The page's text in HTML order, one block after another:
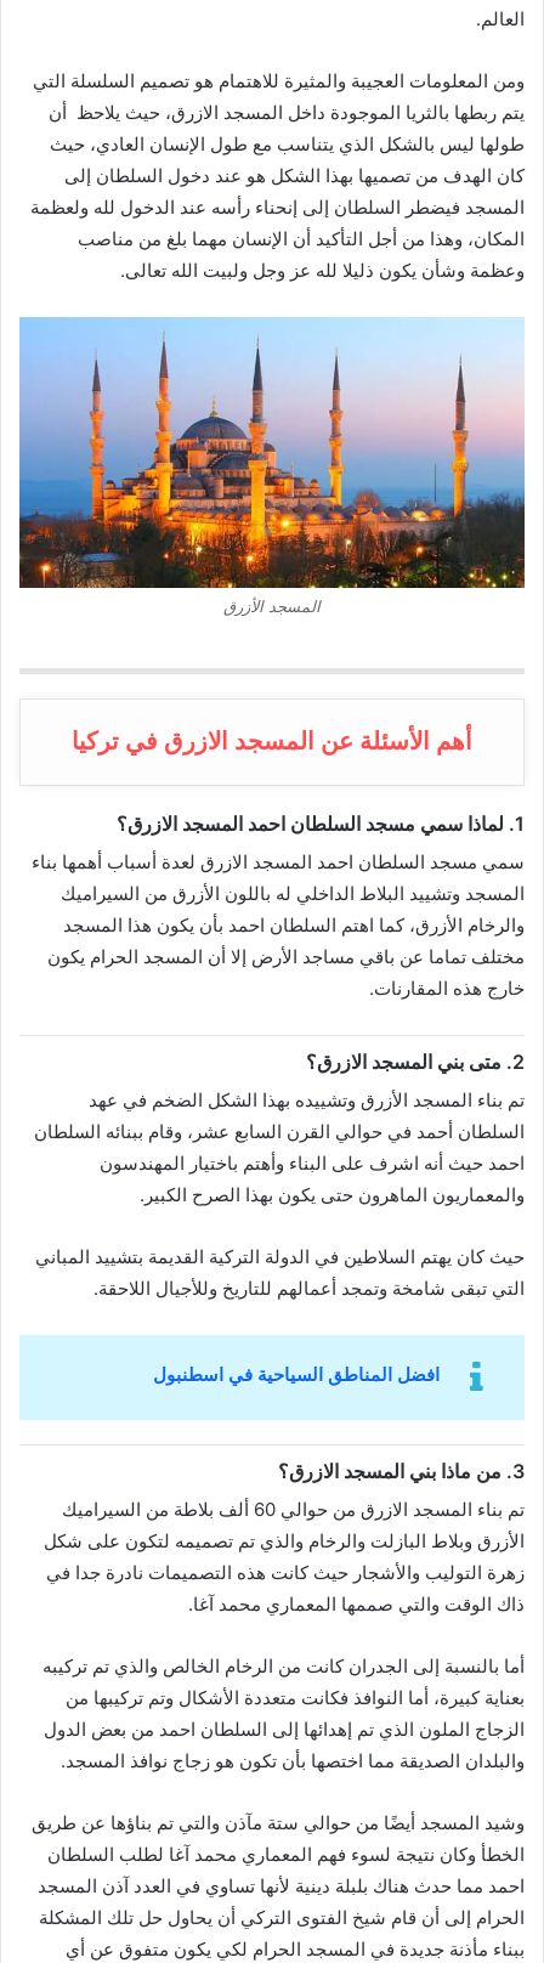
العالم.
ومن المعلومات العجيبة والمثيرة للاهتمام هو تصميم السلسلة التي
يتم ربطها بالثريا الموجودة داخل المسجد الازرق، حيث يلاحظ أن
طولها ليس بالشكل الذي يتناسب مع طول الإنسان العادي، حيث
كان الهدف من تصميها بهذا الشكل هو عند دخول السلطان إلى
المسجد فيضطر السلطان إلى إنحناء رأسه عند الدخول لله ولعظمة
المكان، وهذا من أجل التأكيد أن الإنسان مهما بلغ من مناصب
وعظمة وشأن يكون ذليلا لله عز وجل ولبيت الله تعالى.
المسجد الأزرق
أهم الأسئلة عن المسجد الازرق في تركيا
1. لماذا سمي مسجد السلطان احمد المسجد الازرق؟
سمي مسجد السلطان احمد المسجد الازرق لعدة أسباب أهمها بناء
المسجد وتشييد البلاط الداخلي له باللون الأزرق من السيراميك
والرخام الأزرق، كما اهتم السلطان احمد بأن يكون هذا المسجد
مختلف تماما عن باقي مساجد الأرض إلا أن المسجد الحرام يكون
خارج هذه المقارنات.
2. متى بني المسجد الازرق؟
تم بناء المسجد الأزرق وتشييده بهذا الشكل الضخم في عهد
السلطان أحمد في حوالي القرن السابع عشر، وقام ببنائه السلطان
احمد حيث أنه اشرف على البناء وأهتم باختيار المهندسون
والمعماريون الماهرون حتى يكون بهذا الصرح الكبير.
حيث كان يهتم السلاطين في الدولة التركية القديمة بتشييد المباني
التي تبقى شامخة وتمجد أعمالهم للتاريخ وللأجيال اللاحقة.
افضل المناطق السياحية في اسطنبول
3. من ماذا بني المسجد الازرق؟
تم بناء المسجد الازرق من حوالي 60 ألف بلاطة من السيراميك
الأزرق وبلاط البازلت والرخام والذي تم تصميمه لتكون على شكل
زهرة التوليب والأشجار حيث كانت هذه التصميمات نادرة جدا في
ذاك الوقت والتي صممها المعماري محمد آغا.
أما بالنسبة إلى الجدران كانت من الرخام الخالص والذي تم تركيبه
بعناية كبيرة، أما النوافذ فكانت متعددة الأشكال وتم تركيبها من
الزجاج الملون الذي تم إهدائها إلى السلطان احمد من بعض الدول
والبلدان الصديقة مما اختصها بأن تكون هو زجاج نوافذ المسجد.
وشيد المسجد أيضًا من حوالي ستة مآذن والتي تم بناؤها عن طريق
الخطأ وكان نتيجة لسوء فهم المعماري محمد آغا لطلب السلطان
احمد مما حدث هناك بلبلة دينية لأنها تساوي في العدد آذن المسجد
الحرام إلى أن قام شيخ الفتوى التركي أن يحاول حل تلك المشكلة
ببناء مأذنة جديدة في المسجد الحرام لكي يكون متفوق عن أي